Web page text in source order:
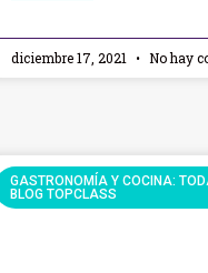
diciembre 17, 2021 No hay
GASTRONOMÍA Y COCINA:
BLOG TOPCLASS